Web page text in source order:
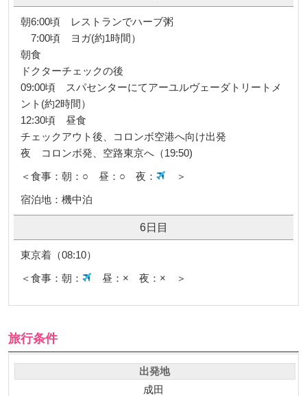
朝6:00頃 レストランでハーブ粥
7:00頃 ヨガ(約1時間）
朝食
ドクターチェックの後
09:00頃 スパセンターにてアーユルヴェーダトリートメ
ント(約2時間）
12:30頃 昼食
チェックアウト後、コロンボ空港へ向け出発
夜 コロンボ発、空路東京へ（19:50)
＜食事：朝：○ 昼：○ 夜：
＞
宿泊地：機中泊
6日目
東京着（08:10）
＜食事：朝：
昼：× 夜：× ＞
旅行条件
出発地
成田